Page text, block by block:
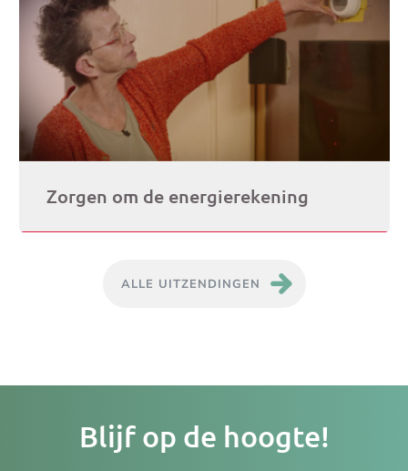
Zorgen om de energierekening
ALLE UITZENDINGEN
Blijf op de hoogte!